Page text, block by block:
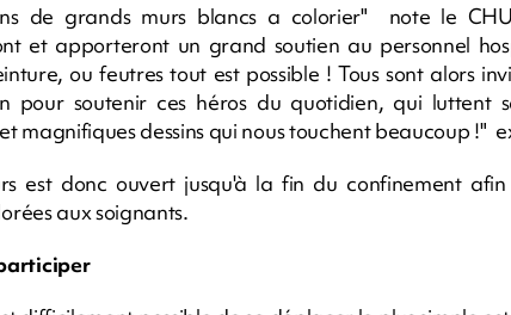
de grands murs blancs a colorier" note le
et apporteront un grand soutien au personnel
ou feutres tout est possible ! Tous sont alors
pour soutenir ces héros du quotidien, qui luttent
magnifiques dessins qui nous touchent beaucoup !"
est donc ouvert jusqu'à la fin du confinement
aux soignants.